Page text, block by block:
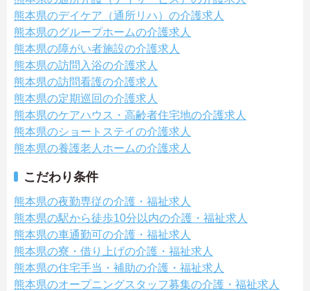
熊本県のデイケア（通所リハ）の介護求人
熊本県のグループホームの介護求人
熊本県の障がい者施設の介護求人
熊本県の訪問入浴の介護求人
熊本県の訪問看護の介護求人
熊本県の定期巡回の介護求人
熊本県のケアハウス・高齢者住宅地の介護求人
熊本県のショートステイの介護求人
熊本県の養護老人ホームの介護求人
こだわり条件
熊本県の夜勤専従の介護・福祉求人
熊本県の駅から徒歩10分以内の介護・福祉求人
熊本県の車通勤可の介護・福祉求人
熊本県の寮・借り上げの介護・福祉求人
熊本県の住宅手当・補助の介護・福祉求人
熊本県のオープニングスタッフ募集の介護・福祉求人